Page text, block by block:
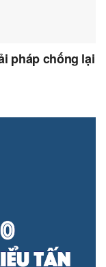
pháp chống lại